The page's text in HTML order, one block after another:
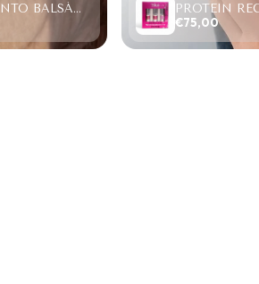
PEGAMENTO BALSÁMICO CLEAR LASH 15ML
€75,00